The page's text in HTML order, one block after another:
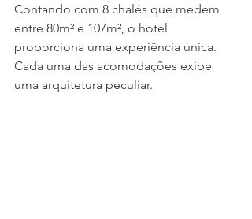
Contando com 8 chalés que medem
entre 80m² e 107m², o hotel
proporciona uma experiência única.
Cada uma das acomodações exibe
uma arquitetura peculiar.